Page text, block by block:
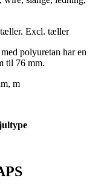
tæller. Excl. tæller
polyuretan har en
til 76 mm.
m